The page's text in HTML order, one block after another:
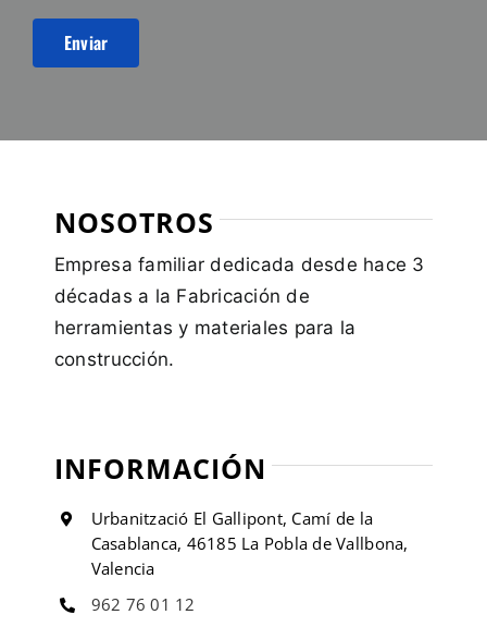
NOSOTROS
Empresa familiar dedicada desde hace 3
décadas a la Fabricación de
herramientas y materiales para la
construcción.
INFORMACIÓN
Urbanització El Gallipont, Camí de la
Casablanca, 46185 La Pobla de Vallbona,
Valencia
962 76 01 12